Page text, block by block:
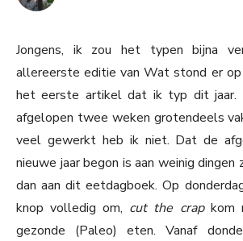
Jongens, ik zou het typen bijna
allereerste editie van Wat stond er
het eerste artikel dat ik typ dit jaar.
afgelopen twee weken grotendeels
veel gewerkt heb ik niet. Dat de
nieuwe jaar begon is aan weinig
dan aan dit eetdagboek. Op
knop volledig om, cut the crap kom
gezonde (Paleo) eten. Vanaf